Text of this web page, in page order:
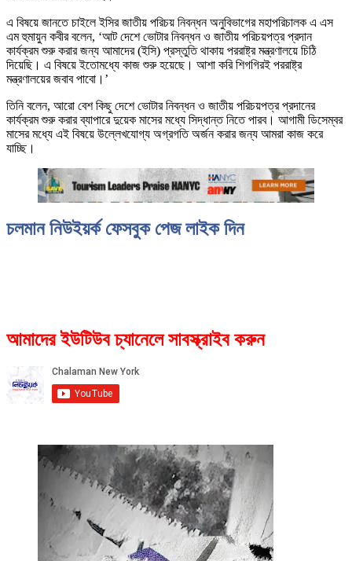
এ বিষয়ে জানতে চাইলে ইসির জাতীয় পরিচয় নিবন্ধন অনুবিভাগের মহাপরিচালক এ এস
এম হুমায়ুন কবীর বলেন, ‘আট দেশে ভোটার নিবন্ধন ও জাতীয় পরিচয়পত্র প্রদান
কার্যক্রম শুরু করার জন্য আমাদের (ইসি) প্রস্তুতি থাকায় পররাষ্ট্র মন্ত্রণালয়ে চিঠি
দিয়েছি। এ বিষয়ে ইতোমধ্যে কাজ শুরু হয়েছে। আশা করি শিগগিরই পররাষ্ট্র
মন্ত্রণালয়ের জবাব পাবো।’
তিনি বলেন, আরো বেশ কিছু দেশে ভোটার নিবন্ধন ও জাতীয় পরিচয়পত্র প্রদানের
কার্যক্রম শুরু করার ব্যাপারে দুয়েক মাসের মধ্যে সিদ্ধান্ত নিতে পারব। আগামী ডিসেম্বর
মাসের মধ্যে এই বিষয়ে উল্লেখযোগ্য অগ্রগতি অর্জন করার জন্য আমরা কাজ করে
যাচ্ছি।
চলমান নিউইয়র্ক ফেসবুক পেজ লাইক দিন
আমাদের ইউটিউব চ্যানেলে সাবস্ক্রাইব করুন